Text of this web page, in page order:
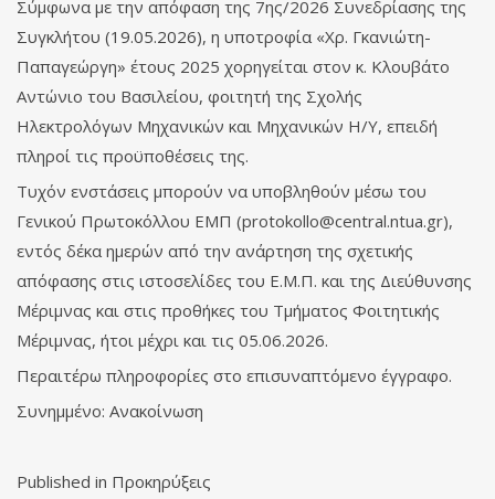
Σύμφωνα με την απόφαση της 7ης/2026 Συνεδρίασης της
Συγκλήτου (19.05.2026), η υποτροφία «Χρ. Γκανιώτη-
Παπαγεώργη» έτους 2025 χορηγείται στον κ. Κλουβάτο
Αντώνιο του Βασιλείου, φοιτητή της Σχολής
Ηλεκτρολόγων Μηχανικών και Μηχανικών Η/Υ, επειδή
πληροί τις προϋποθέσεις της.
Τυχόν ενστάσεις μπορούν να υποβληθούν μέσω του
Γενικού Πρωτοκόλλου ΕΜΠ (protokollo@central.ntua.gr),
εντός δέκα ημερών από την ανάρτηση της σχετικής
απόφασης στις ιστοσελίδες του Ε.Μ.Π. και της Διεύθυνσης
Μέριμνας και στις προθήκες του Τμήματος Φοιτητικής
Μέριμνας, ήτοι μέχρι και τις 05.06.2026.
Περαιτέρω πληροφορίες στο επισυναπτόμενο έγγραφο.
Συνημμένο: Ανακοίνωση
Published in Προκηρύξεις